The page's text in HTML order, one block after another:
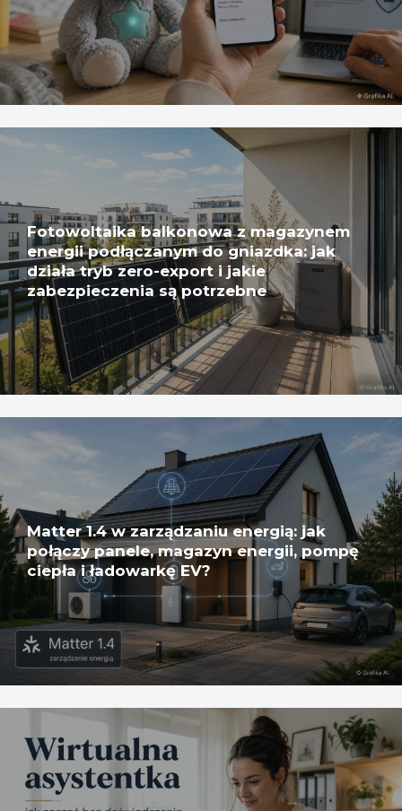
Fotowoltaika balkonowa z magazynem
energii podłączanym do gniazdka: jak
działa tryb zero-export i jakie
zabezpieczenia są potrzebne
Matter 1.4 w zarządzaniu energią: jak
połączy panele, magazyn energii, pompę
ciepła i ładowarkę EV?